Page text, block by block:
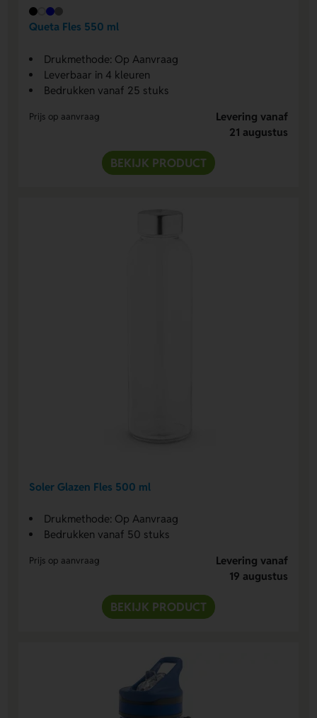
Queta Fles 550 ml
Drukmethode: Op Aanvraag
Leverbaar in 4 kleuren
Bedrukken vanaf 25 stuks
Prijs op aanvraag
Levering vanaf
21 augustus
BEKIJK PRODUCT
Soler Glazen Fles 500 ml
Drukmethode: Op Aanvraag
Bedrukken vanaf 50 stuks
Prijs op aanvraag
Levering vanaf
19 augustus
BEKIJK PRODUCT